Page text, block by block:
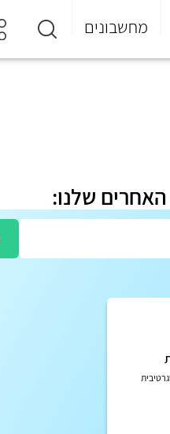
מחשבונים
שלנו: